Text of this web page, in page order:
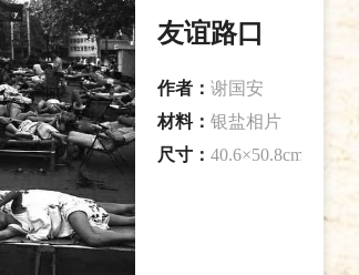
友谊路口
作者： 谢国安
材料： 银盐相片
尺寸： 40.6×50.8cm